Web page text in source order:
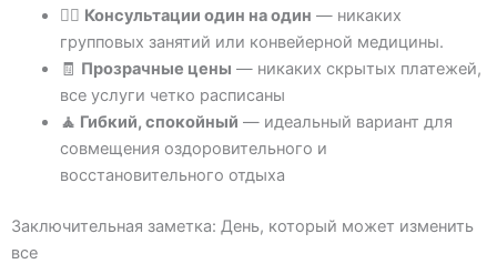
🧑‍⚕️ Консультации один на один — никаких
групповых занятий или конвейерной медицины.
🧾 Прозрачные цены — никаких скрытых платежей,
все услуги четко расписаны
🧘 Гибкий, спокойный — идеальный вариант для
совмещения оздоровительного и
восстановительного отдыха
Заключительная заметка: День, который может изменить
все